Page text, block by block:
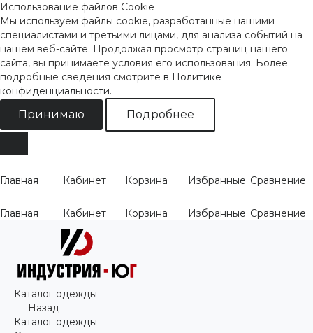
Использование файлов Cookie
Мы используем файлы cookie, разработанные нашими
специалистами и третьими лицами, для анализа событий на
нашем веб-сайте. Продолжая просмотр страниц нашего
сайта, вы принимаете условия его использования. Более
подробные сведения смотрите в Политике
конфиденциальности.
Принимаю Подробнее
Главная Кабинет Корзина Избранные Сравнение
Главная Кабинет Корзина Избранные Сравнение
Каталог одежды
Назад
Каталог одежды